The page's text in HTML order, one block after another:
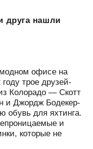
друга нашли
офисе на
трое друзей-
Колорадо — Скотт
и Джордж Бодекер-
для яхтинга.
и
которые не